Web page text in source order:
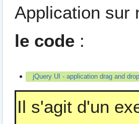
Application sur
le code :
jQuery UI - application drag and
Il s'agit d'un